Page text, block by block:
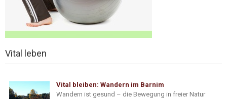
Vital leben
Vital bleiben: Wandern im Barnim
Wandern ist gesund – die Bewegung in freier Natur